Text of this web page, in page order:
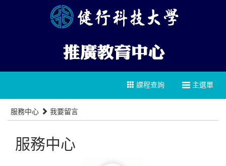
主選單
課程查詢
服務中心 我要留言
服務中心